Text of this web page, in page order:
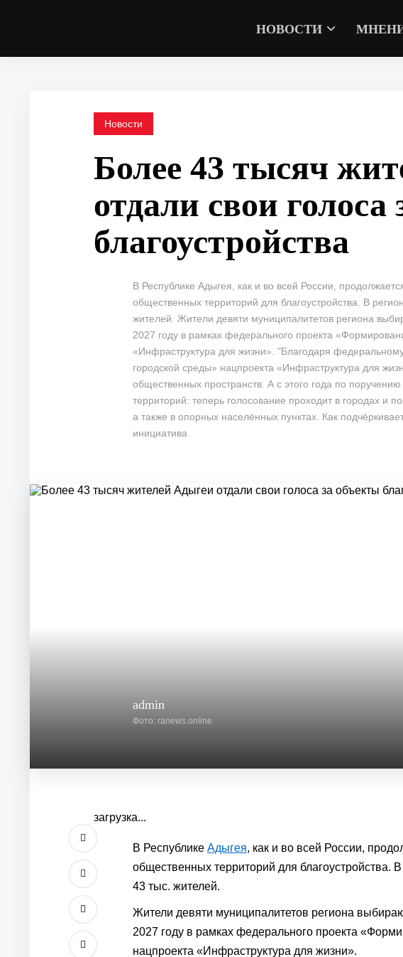
НОВОСТИ
Новости
Более 43 тысяч
отдали свои голоса
благоустройства
В Республике Адыгея, как и во всей России,
общественных территорий для благоустройства. В
жителей. Жители девяти муниципалитетов региона
2027 году в рамках федерального проекта
«Инфраструктура для жизни». "Благодаря
городской среды» нацпроекта «Инфраструктура для
общественных пространств. А с этого года по
территорий: теперь голосование проходит в городах и
а также в опорных населённых пунктах. Как
инициатива
admin
Фото: ranews.online
загрузка...
В Республике Адыгея, как и во всей России,
общественных территорий для благоустройства.
43 тыс. жителей.
Жители девяти муниципалитетов региона
2027 году в рамках федерального проекта
нацпроекта «Инфраструктура для жизни».